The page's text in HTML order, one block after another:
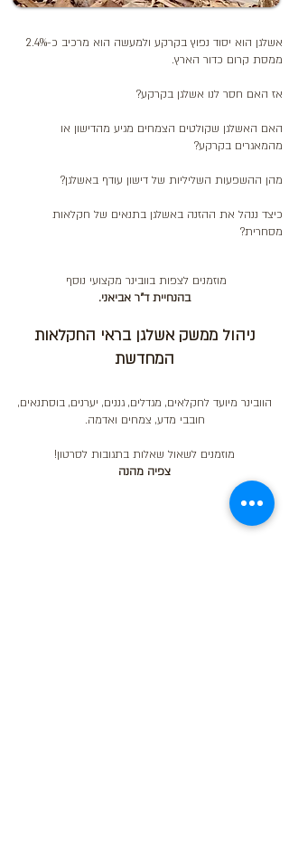
אשלגן הוא יסוד נפוץ בקרקע ולמעשה הוא מרכיב כ-2.4%
ממסת קרום כדור הארץ.
אז האם חסר לנו אשלגן בקרקע?
האם האשלגן שקולטים הצמחים מגיע מהדישון או
מהמאגרים בקרקע?
מהן ההשפעות השליליות של דישון עודף באשלגן?
כיצד ננהל את ההזנה באשלגן בתנאים של חקלאות
מסחרית?
מוזמנים לצפות בוובינר מקצועי נוסף
בהנחיית ד"ר אביאני.
ניהול ממשק אשלגן בראי החקלאות
המחדשת
הוובינר מיועד לחקלאים, מגדלים, גננים, יערנים, בוסתנאים,
חובבי מדע, צמחים ואדמה.
מוזמנים לשאול שאלות בתגובות לסרטון!
צפיה מהנה